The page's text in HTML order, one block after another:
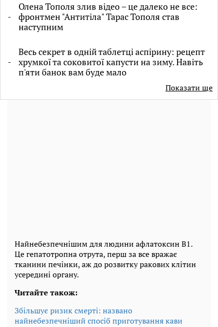
Олена Тополя злив відео – це далеко не все:
фронтмен "Антитіла" Тарас Тополя став
наступним
Весь секрет в одній таблетці аспірину: рецепт
хрумкої та соковитої капусти на зиму. Навіть
п'яти банок вам буде мало
Показати ще
Найнебезпечнішим для людини афлатоксин B1.
Це гепатотропна отрута, перш за все вражає
тканини печінки, аж до розвитку ракових клітин
усередині органу.
Читайте також:
Збільшує ризик смерті: названо
найнебезпечніший спосіб приготування кави